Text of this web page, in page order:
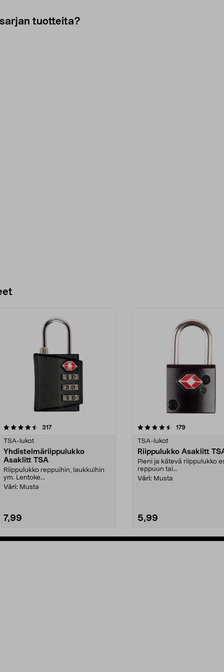
tuotteita?
317arvostelut
TSA-lukot
Yhdistelmäriippulukko
Asaklitt TSA
Riippulukko reppuihin, laukkuihin
ym. Lentoke...
Väri: Musta
7,99
4.5 viidestä
179arvostelut
TSA-lukot
Riippulukko Asaklitt
Pieni ja kätevä riippulukko
reppuun tai...
Väri: Musta
5,99
4.5 viidestä